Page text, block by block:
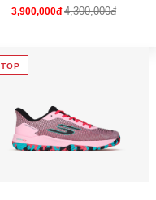
3,900,000đ 4,300,000đ
TOP